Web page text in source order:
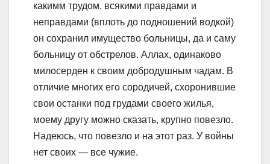
какимм трудом, всякими правдами и
неправдами (вплоть до подношений водкой)
он сохранил имущество больницы, да и саму
больницу от обстрелов. Аллах, одинаково
милосерден к своим добродушным чадам. В
отличие многих его сородичей, схоронившие
свои останки под грудами своего жилья,
моему другу можно сказать, крупно повезло.
Надеюсь, что повезло и на этот раз. У войны
нет своих — все чужие.